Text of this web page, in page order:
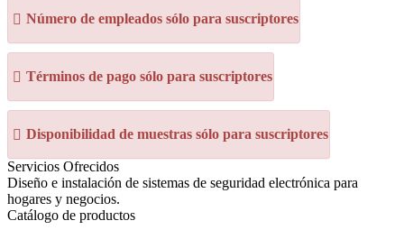
Número de empleados sólo para suscriptores
Términos de pago sólo para suscriptores
Disponibilidad de muestras sólo para suscriptores
Servicios Ofrecidos
Diseño e instalación de sistemas de seguridad electrónica para
hogares y negocios.
Catálogo de productos